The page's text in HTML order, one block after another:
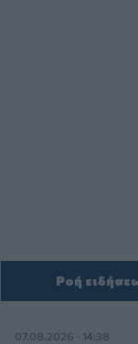
Ροή
07.08.2026 - 14:38